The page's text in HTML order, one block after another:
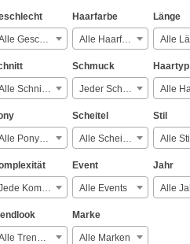
Alle Geschlechter
Haarfarbe
Alle Haarfarben
Länge
Alle
Alle Schnitte
Schmuck
Jeder Schmuck
Haartyp
Alle Ponyarten
Scheitel
Alle Scheitelarten
Stil
Alle
Jede Komplexität
Event
Alle Events
Jahr
Alle
Alle Trendlooks
Marke
Alle Marken